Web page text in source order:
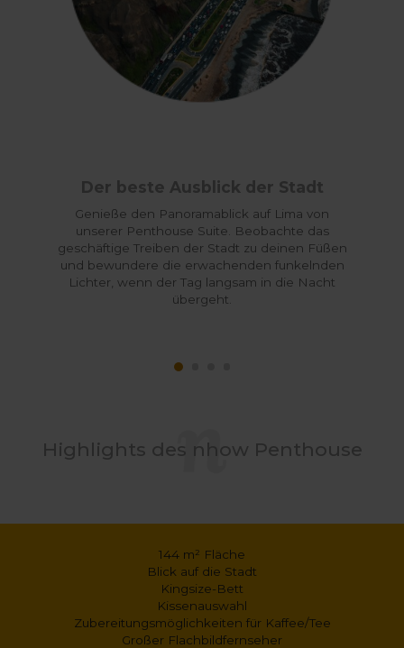
Der beste Ausblick der Stadt
Genieße den Panoramablick auf Lima von
unserer Penthouse Suite. Beobachte das
geschäftige Treiben der Stadt zu deinen Füßen
und bewundere die erwachenden funkelnden
Lichter, wenn der Tag langsam in die Nacht
übergeht.
Highlights des nhow Penthouse
144 m² Fläche
Blick auf die Stadt
Kingsize-Bett
Kissenauswahl
Zubereitungsmöglichkeiten für Kaffee/Tee
Großer Flachbildfernseher